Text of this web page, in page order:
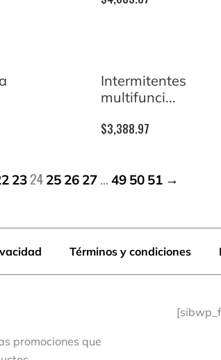
Intermitentes
multifunci...
$3,388.97
23 24 25 26 27 … 49 50 51 →
Términos y condiciones
promociones que